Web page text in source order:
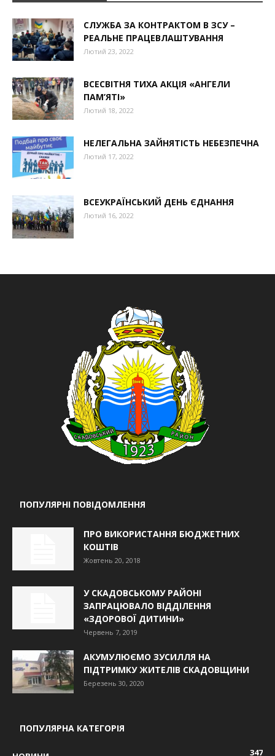
СЛУЖБА ЗА КОНТРАКТОМ В ЗСУ –
РЕАЛЬНЕ ПРАЦЕВЛАШТУВАННЯ
Лютий 23, 2022
ВСЕСВІТНЯ ТИХА АКЦІЯ «АНГЕЛИ
ПАМ’ЯТІ»
Лютий 18, 2022
НЕЛЕГАЛЬНА ЗАЙНЯТІСТЬ НЕБЕЗПЕЧНА
Лютий 17, 2022
ВСЕУКРАЇНСЬКИЙ ДЕНЬ ЄДНАННЯ
Лютий 16, 2022
ПОПУЛЯРНІ ПОВІДОМЛЕННЯ
ПРО ВИКОРИСТАННЯ БЮДЖЕТНИХ
КОШТІВ
Жовтень 20, 2018
У СКАДОВСЬКОМУ РАЙОНІ
ЗАПРАЦЮВАЛО ВІДДІЛЕННЯ
«ЗДОРОВОЇ ДИТИНИ»
Червень 7, 2019
АКУМУЛЮЄМО ЗУСИЛЛЯ НА
ПІДТРИМКУ ЖИТЕЛІВ СКАДОВЩИНИ
Березень 30, 2020
ПОПУЛЯРНА КАТЕГОРІЯ
347